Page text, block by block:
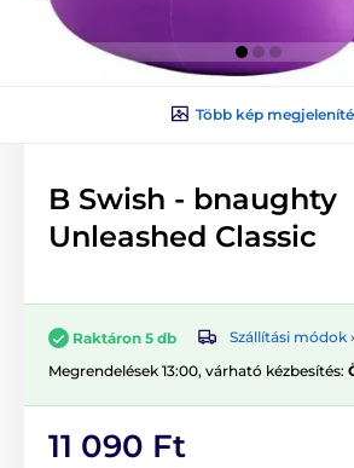
Több kép
B Swish - bnaughty
Unleashed Classic
Raktáron 5 db
Szállítási módok ›
Megrendelések 13:00, várható kézbesítés:
11 090 Ft